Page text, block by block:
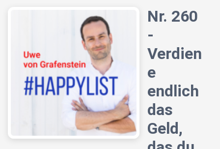
Nr. 260
-
Verdien
e
endlich
das
Geld,